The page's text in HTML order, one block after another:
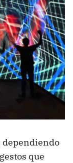
dependiendo
que